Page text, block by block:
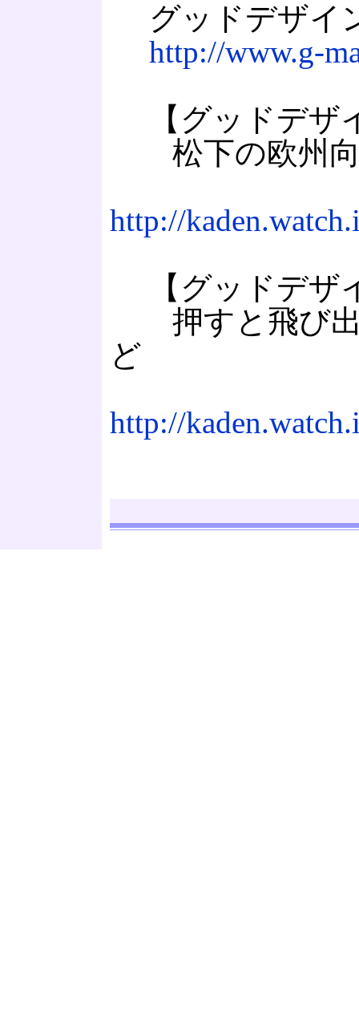
グッドデザイ
http://www.g-
【グッドデザ
松下の欧州向
http://
【グッドデザ
押すと飛び出
ど
http://